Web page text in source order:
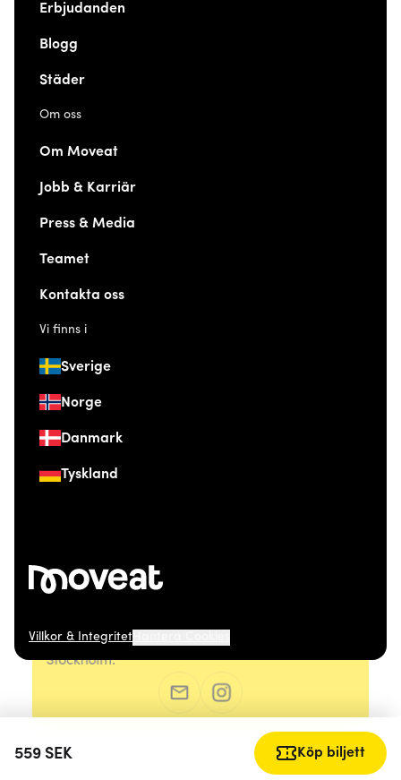
559 SEK Köp biljett
Erbjudanden
Blogg
Städer
Om oss
Om Moveat
Jobb & Karriär
Press & Media
Teamet
Kontakta oss
Vi finns i
Sverige
Norge
Danmark
Tyskland
Villkor & Integritet
© 2026 Moveat. Östermalmsgatan 26, 114 26
Stockholm.